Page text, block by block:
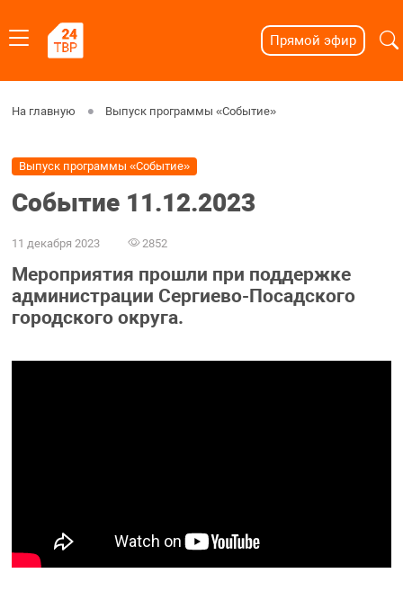
Прямой эфир
На главную Выпуск программы «Событие»
Выпуск программы «Событие»
Событие 11.12.2023
11 декабря 2023 2852
Мероприятия прошли при поддержке
администрации Сергиево-Посадского
городского округа.